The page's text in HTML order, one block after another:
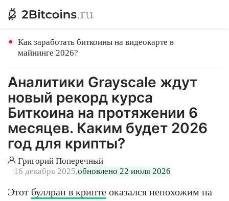
Как заработать биткоины на видеокарте в
майнинге 2026?
Аналитики Grayscale ждут
новый рекорд курса
Биткоина на протяжении 6
месяцев. Каким будет 2026
год для крипты?
Григорий Поперечный
16 декабря 2025,обновлено 22 июля 2026
Этот буллран в крипте оказался непохожим на